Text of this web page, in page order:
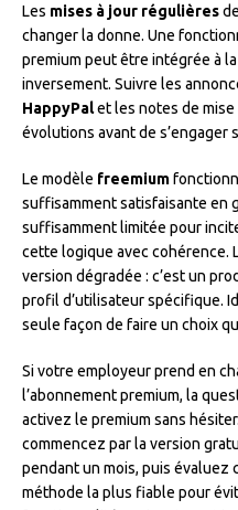
Les mises à jour régulières
changer la donne. Une
premium peut être intégrée à
inversement. Suivre les
HappyPalet les notes de mise
évolutions avant de s’engager
Le modèle freemium
suffisamment satisfaisante en
suffisamment limitée pour
cette logique avec cohérence.
version dégradée : c’est un
profil d’utilisateur spécifique.
seule façon de faire un choix
Si votre employeur prend en
l’abonnement premium, la
activez le premium sans
commencez par la version
pendant un mois, puis évaluez
méthode la plus fiable pour